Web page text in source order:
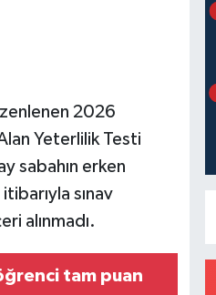
2026
Yeterlilik Testi
sabahın erken
sınav
alınmadı.
tam puan